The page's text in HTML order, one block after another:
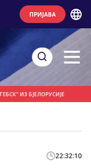
ПРИЈАВА
ИЗ БЈЕЛОРУСИЈЕ
22:32:10